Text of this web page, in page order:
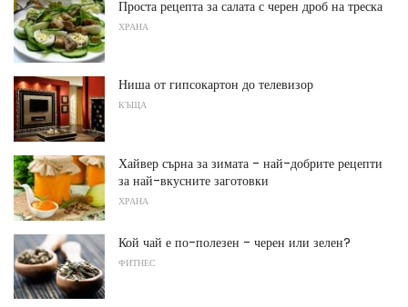
Проста рецепта за салата с черен дроб на треска
ХРАНА
Ниша от гипсокартон до телевизор
КЪЩА
Хайвер сърна за зимата - най-добрите рецепти
за най-вкусните заготовки
ХРАНА
Кой чай е по-полезен - черен или зелен?
ФИТНЕС